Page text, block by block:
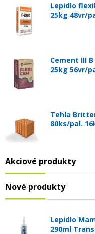
Lepidlo
25kg 48vr/
Cement III
25kg 56vr/
Tehla
80ks/pal.
Akciové produkty
Nové produkty
Lepidlo
290ml